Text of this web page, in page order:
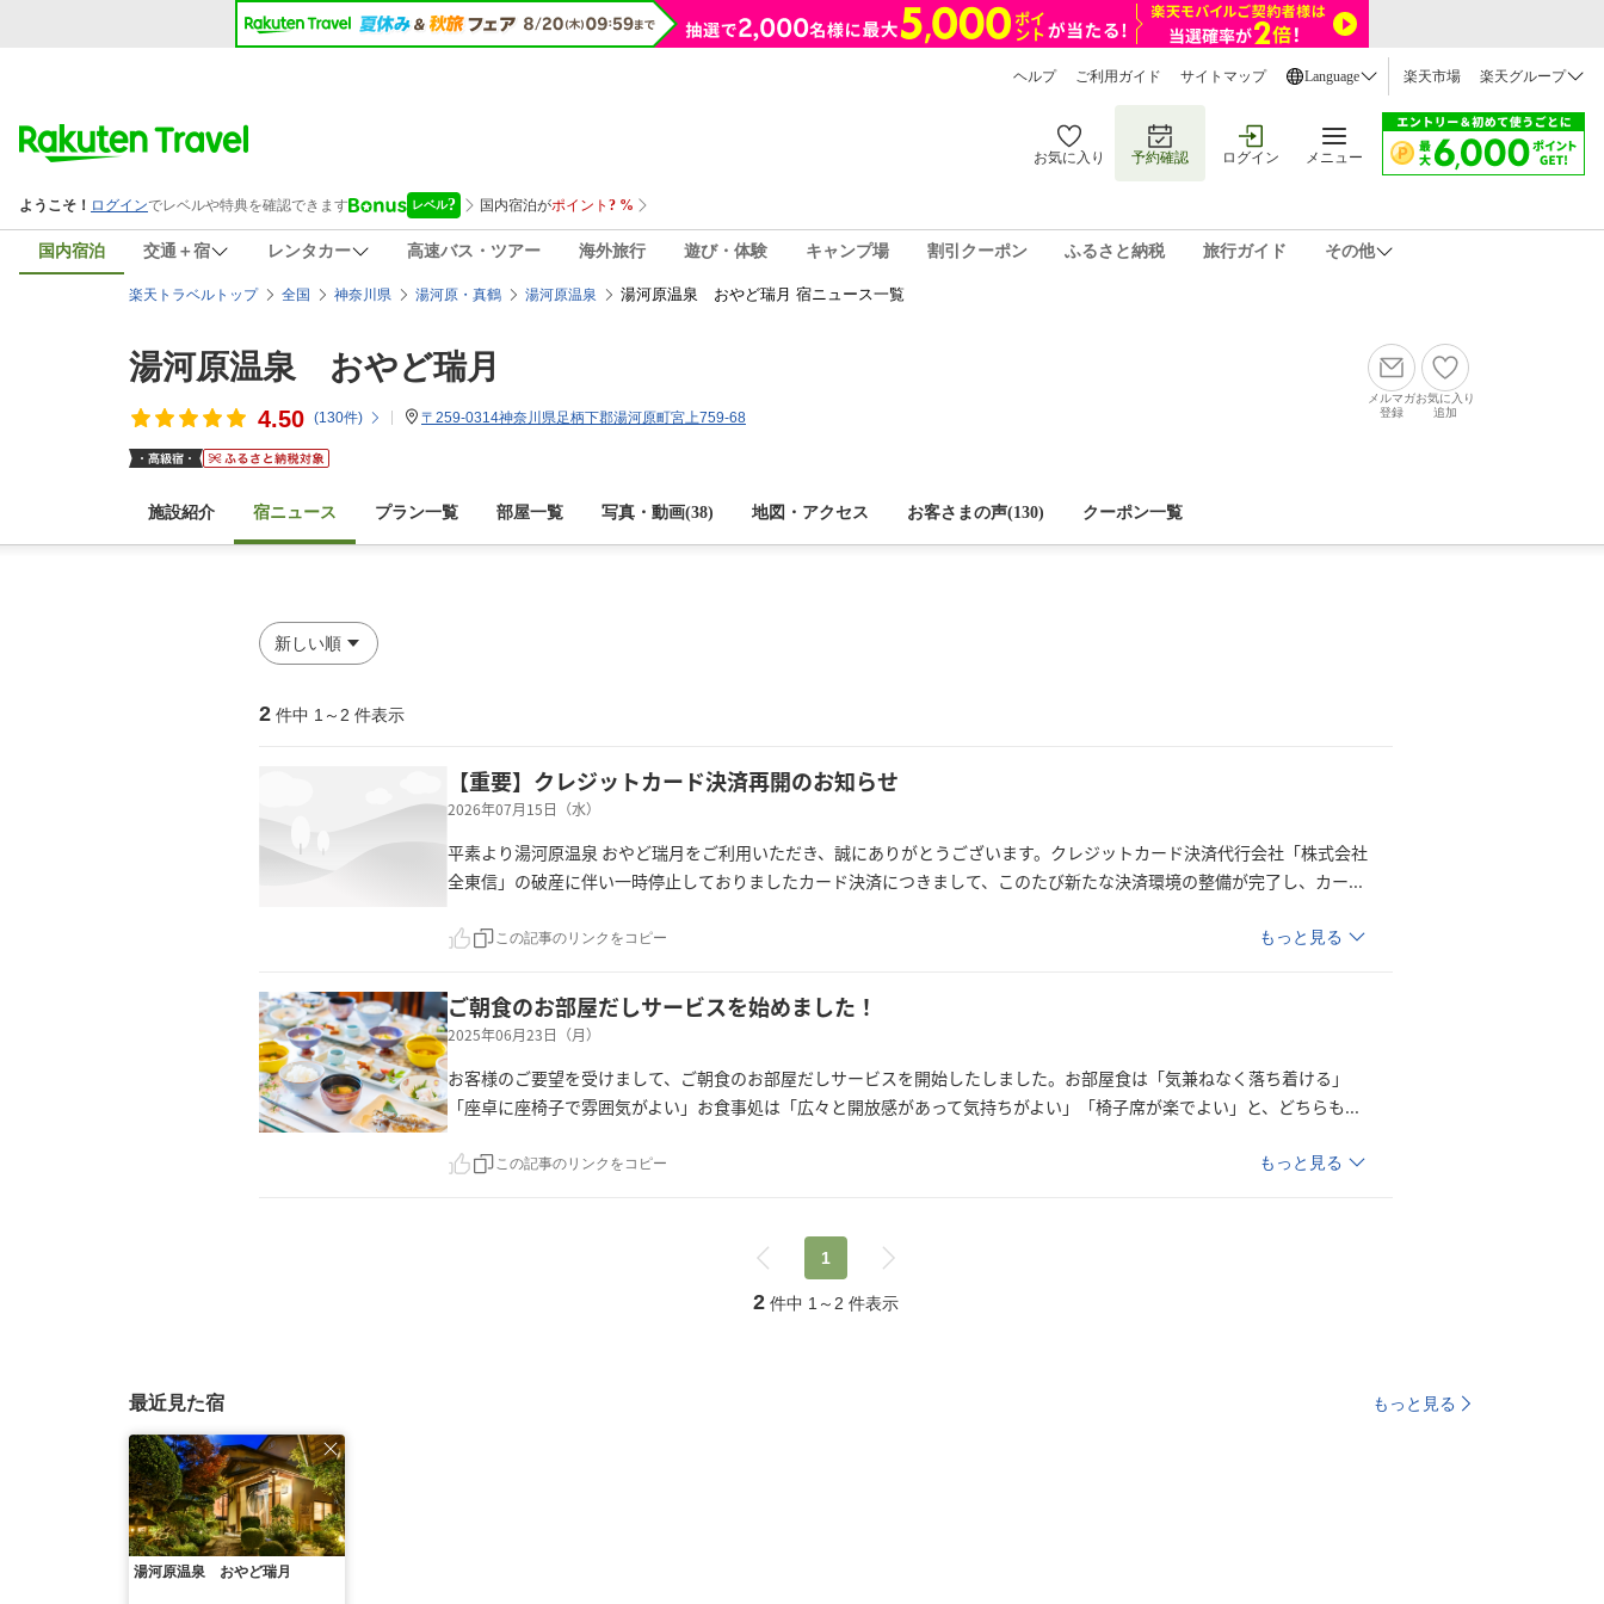
ヘルプ ご利用ガイド サイトマップ Language 楽天市場 楽天グループ
お気に入り 予約確認 ログイン メニュー
国内宿泊 交通＋宿 レンタカー 高速バス・ツアー 海外旅行 遊び・体験 キャンプ場 割引クーポン ふるさと納税 旅行ガイド その他
楽天トラベルトップ 全国 神奈川県 湯河原・真鶴 湯河原温泉 湯河原温泉 おやど瑞月 宿ニュース一覧
湯河原温泉 おやど瑞月
4.50 (130件) 〒259-0314神奈川県足柄下郡湯河原町宮上759-68
メルマガ
登録
お気に入り
追加
施設紹介 宿ニュース プラン一覧 部屋一覧 写真・動画(38) 地図・アクセス お客さまの声(130) クーポン一覧
2 件中 1 ～ 2 件表示
【重要】クレジットカード決済再開のお知らせ
2026年07月15日（水）
平素より湯河原温泉 おやど瑞月をご利用いただき、誠にありがとうございます。クレジットカード決済代行会社「株式会社
全東信」の破産に伴い一時停止しておりましたカード決済につきまして、このたび新たな決済環境の整備が完了し、カー...
この記事のリンクをコピー もっと見る
ご朝食のお部屋だしサービスを始めました！
2025年06月23日（月）
お客様のご要望を受けまして、ご朝食のお部屋だしサービスを開始したしました。お部屋食は「気兼ねなく落ち着ける」
「座卓に座椅子で雰囲気がよい」お食事処は「広々と開放感があって気持ちがよい」「椅子席が楽でよい」と、どちらも...
この記事のリンクをコピー もっと見る
1
2 件中 1 ～ 2 件表示
最近見た宿 もっと見る
湯河原温泉 おやど瑞月